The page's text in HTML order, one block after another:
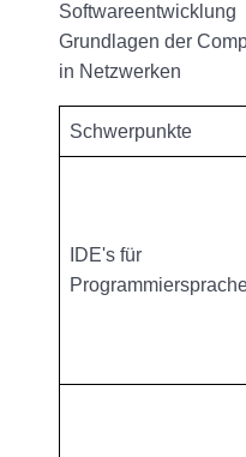
Softwareentwicklung
Grundlagen der
in Netzwerken
Schwerpunkte
IDE's für